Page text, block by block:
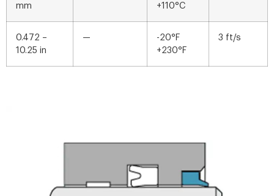
mm
+110°C
0.472 –
10.25 in
—
-20°F
+230°F
3 ft/s